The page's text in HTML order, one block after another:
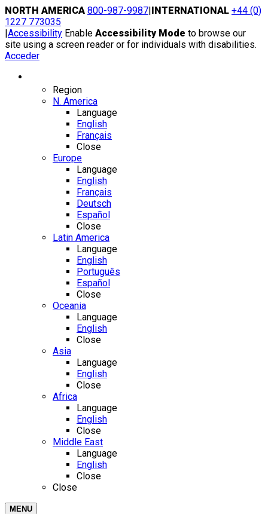
Skip
to
content
NORTH AMERICA 800-987-9987|INTERNATIONAL +44 (0)
1227 773035
|Accessibility Enable Accessibility Mode to browse our
site using a screen reader or for individuals with disabilities.
Acceder
Region
N. America
Language
English
Français
Close
Europe
Language
English
Français
Deutsch
Español
Close
Latin America
Language
English
Português
Español
Close
Oceania
Language
English
Close
Asia
Language
English
Close
Africa
Language
English
Close
Middle East
Language
English
Close
Close
MENU